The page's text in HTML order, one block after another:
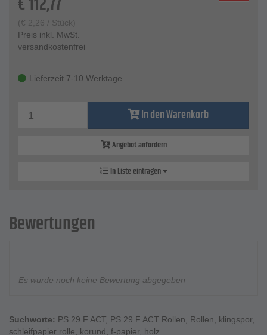
(€ 2,26 / Stück)
Preis inkl. MwSt.
versandkostenfrei
Lieferzeit 7-10 Werktage
In den Warenkorb
Angebot anfordern
In Liste eintragen
Bewertungen
Es wurde noch keine Bewertung abgegeben
Suchworte: PS 29 F ACT, PS 29 F ACT Rollen, Rollen, klingspor,
schleifpapier rolle, korund, f-papier, holz